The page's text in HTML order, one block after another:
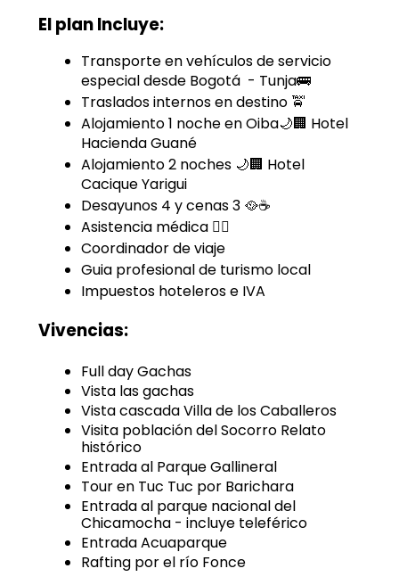
El plan Incluye:
Transporte en vehículos de servicio
especial desde Bogotá - Tunja🚌
Traslados internos en destino 🚖
Alojamiento 1 noche en Oiba🌙🏢 Hotel
Hacienda Guané
Alojamiento 2 noches 🌙🏢 Hotel
Cacique Yarigui
Desayunos 4 y cenas 3 🥘☕️
Asistencia médica 👩‍⚕️
Coordinador de viaje
Guia profesional de turismo local
Impuestos hoteleros e IVA
Vivencias:
Full day Gachas
Vista las gachas
Vista cascada Villa de los Caballeros
Visita población del Socorro Relato
histórico
Entrada al Parque Gallineral
Tour en Tuc Tuc por Barichara
Entrada al parque nacional del
Chicamocha - incluye teleférico
Entrada Acuaparque
Rafting por el río Fonce